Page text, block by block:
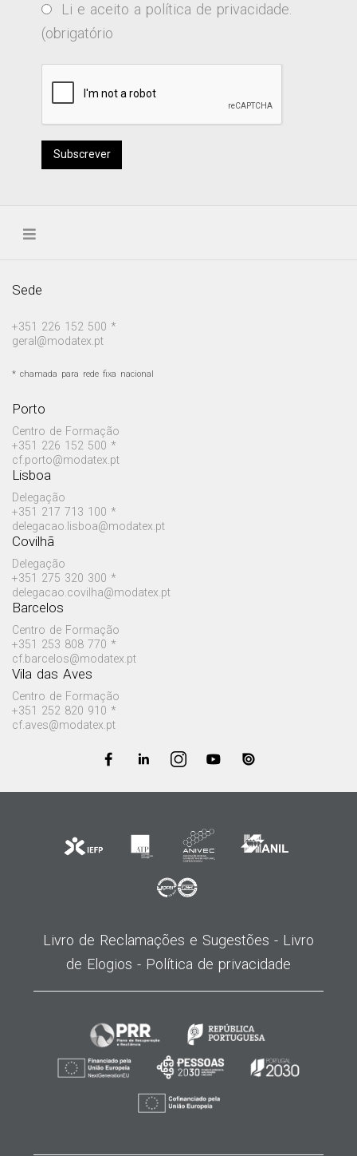
Li e aceito a política de privacidade
(obrigatório
Subscrever
Sede
+351 226 152 500 *
geral@modatex.pt
* chamada para rede fixa nacional
Porto
Centro de Formação
+351 226 152 500 *
cf.porto@modatex.pt
Lisboa
Delegação
+351 217 713 100 *
delegacao.lisboa@modatex.pt
Covilhã
Delegação
+351 275 320 300 *
delegacao.covilha@modatex.pt
Barcelos
Centro de Formação
+351 253 808 770 *
cf.barcelos@modatex.pt
Vila das Aves
Centro de Formação
+351 252 820 910 *
cf.aves@modatex.pt
Livro de Reclamações e Sugestões - Livro
de Elogios - Política de privacidade